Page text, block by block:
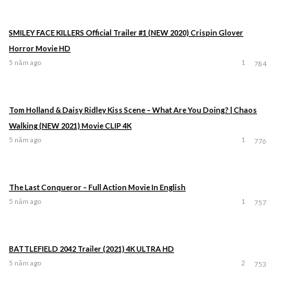
SMILEY FACE KILLERS Official Trailer #1 (NEW 2020) Crispin Glover
Horror Movie HD
5 năm ago 784
1
Tom Holland & Daisy Ridley Kiss Scene – What Are You Doing? | Chaos
Walking (NEW 2021) Movie CLIP 4K
5 năm ago 776
1
The Last Conqueror – Full Action Movie In English
5 năm ago 757
1
BATTLEFIELD 2042 Trailer (2021) 4K ULTRA HD
5 năm ago 753
2